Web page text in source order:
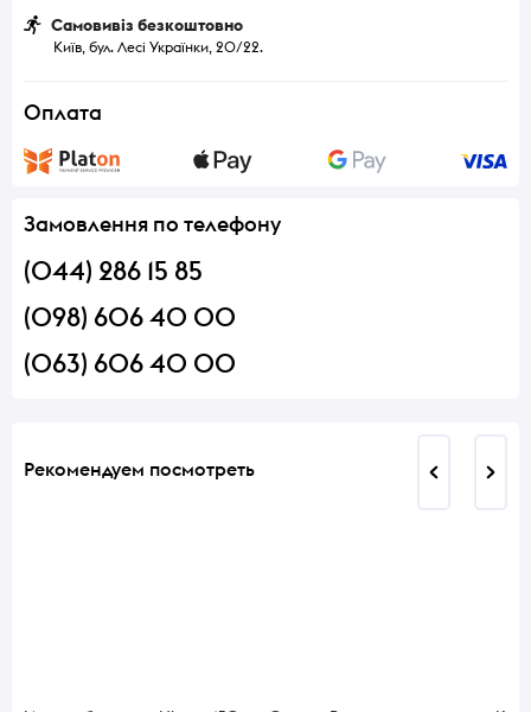
Самовивіз безкоштовно
Київ, бул. Лесі Українки, 20/22.
Оплата
Замовлення по телефону
(044) 286 15 85
(098) 606 40 00
(063) 606 40 00
Рекомендуем посмотреть